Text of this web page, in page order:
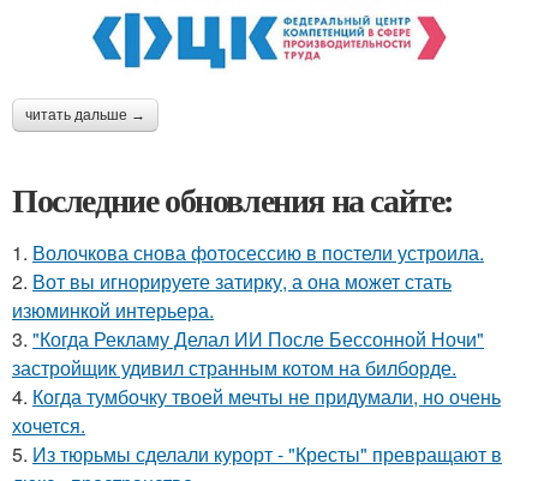
читать дальше →
Последние обновления на сайте:
1. Волочкова снова фотосессию в постели устроила.
2. Вот вы игнорируете затирку, а она может стать
изюминкой интерьера.
3. "Когда Рекламу Делал ИИ После Бессонной Ночи"
застройщик удивил странным котом на билборде.
4. Когда тумбочку твоей мечты не придумали, но очень
хочется.
5. Из тюрьмы сделали курорт - "Кресты" превращают в